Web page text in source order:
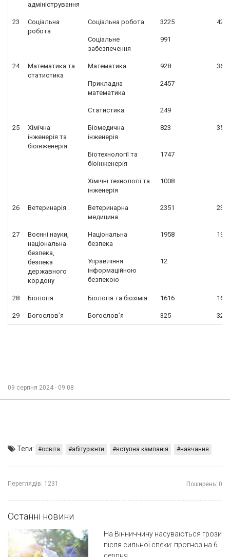
адміністрування
23
Соціальна
робота
Соціальна робота 3225
Соціальне
забезпечення
991
24
Математика та
статистика
Математика 928
Прикладна
математика
2457
Статистика 249
25
Хімічна
інженерія та
біоінженерія
Біомедична
інженерія
823
Біотехнології та
біоінженерія
1747
Хімічні технології та
інженерія
1008
26 Ветеринарія
Ветеринарна
медицина
2351
27
Воєнні науки,
національна
безпека,
безпека
державного
кордону
Національна
безпека
1958
Управління
інформаційною
безпекою
12
28 Біологія Біологія та біохімія 1616
29 Богослов’я Богослов’я 325 325
09 серпня 2024 - 09:08
Теги: освіта абітурієнти вступна кампанія навчання
Переглядів: 1231 Поширень: 0
Останні новини
На Вінниччину насуваються грози
після сильної спеки: прогноз на 6